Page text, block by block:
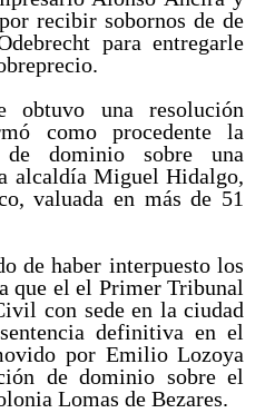
recibir sobornos de de
para entregarle
obtuvo una resolución
como procedente la
dominio sobre una
alcaldía Miguel Hidalgo,
valuada en más de 51
de haber interpuesto los
que el el Primer Tribunal
con sede en la ciudad
definitiva en el
por Emilio Lozoya
de dominio sobre el
Lomas de Bezares.